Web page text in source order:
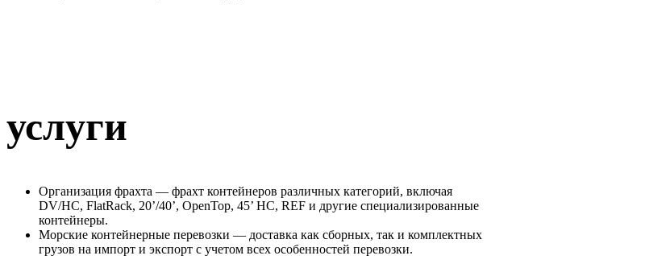
услуги
Организация фрахта — фрахт контейнеров различных категорий, включая
DV/HC, FlatRack, 20’/40’, OpenTop, 45’ HC, REF и другие специализированные
контейнеры.
Морские контейнерные перевозки — доставка как сборных, так и комплектных
грузов на импорт и экспорт с учетом всех особенностей перевозки.